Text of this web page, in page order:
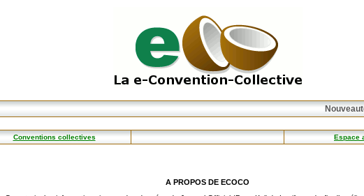
Conventions collectives Espace
A PROPOS DE ECOCO